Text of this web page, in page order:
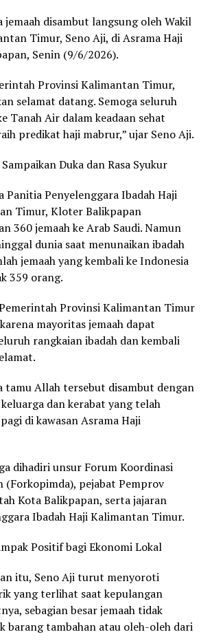
jemaah disambut langsung oleh Wakil
Timur, Seno Aji, di Asrama Haji
Senin (9/6/2026).
Provinsi Kalimantan Timur,
selamat datang. Semoga seluruh
Tanah Air dalam keadaan sehat
predikat haji mabrur,” ujar Seno Aji.
Duka dan Rasa Syukur
Panitia Penyelenggara Ibadah Haji
Timur, Kloter Balikpapan
360 jemaah ke Arab Saudi. Namun
dunia saat menunaikan ibadah
jemaah yang kembali ke Indonesia
359 orang.
Provinsi Kalimantan Timur
mayoritas jemaah dapat
rangkaian ibadah dan kembali
tamu Allah tersebut disambut dengan
dan kerabat yang telah
di kawasan Asrama Haji
dihadiri unsur Forum Koordinasi
(Forkopimda), pejabat Pemprov
Kota Balikpapan, serta jajaran
Ibadah Haji Kalimantan Timur.
Positif bagi Ekonomi Lokal
itu, Seno Aji turut menyoroti
yang terlihat saat kepulangan
sebagian besar jemaah tidak
barang tambahan atau oleh-oleh dari